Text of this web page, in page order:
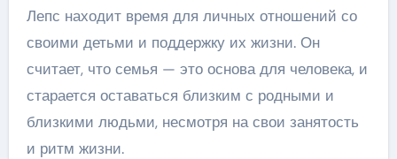
Лепс находит время для личных отношений со
своими детьми и поддержку их жизни. Он
считает, что семья — это основа для человека, и
старается оставаться близким с родными и
близкими людьми, несмотря на свои занятость
и ритм жизни.